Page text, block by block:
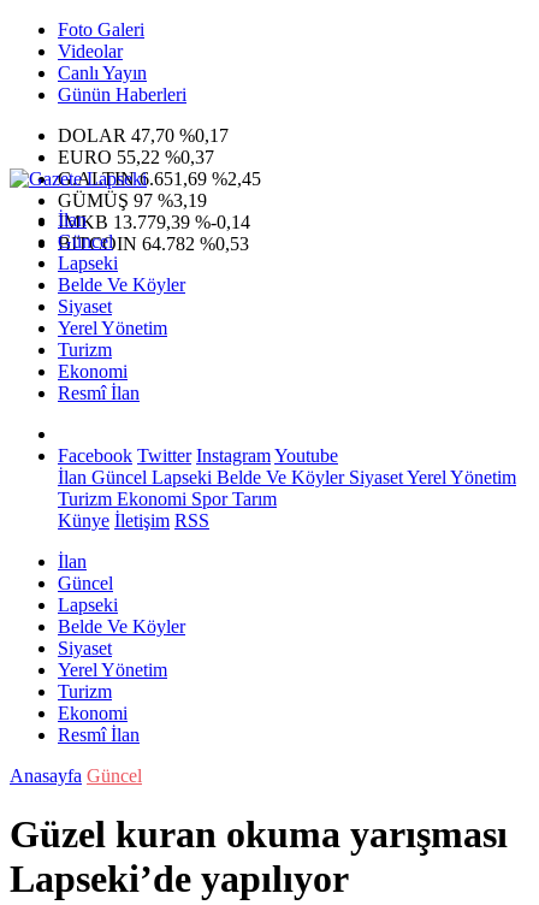
Foto Galeri
Videolar
Canlı Yayın
Günün Haberleri
DOLAR 47,70 %0,17
EURO 55,22 %0,37
G.ALTIN6.651,69 %2,45
GÜMÜŞ 97 %3,19
IMKB 13.779,39 %-0,14
BITCOIN 64.782 %0,53
İlan
Güncel
Lapseki
Belde Ve Köyler
Siyaset
Yerel Yönetim
Turizm
Ekonomi
Resmî İlan
Facebook Twitter InstagramYoutube
İlan Güncel Lapseki Belde Ve KöylerSiyasetYerel Yönetim
Turizm Ekonomi SporTarım
Künye İletişim RSS
İlan
Güncel
Lapseki
Belde Ve Köyler
Siyaset
Yerel Yönetim
Turizm
Ekonomi
Resmî İlan
Anasayfa Güncel
Güzel kuran okuma yarışması
Lapseki’de yapılıyor